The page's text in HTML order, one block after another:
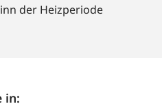
der Heizperiode
in: